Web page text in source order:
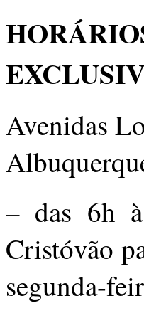
Avenidas
– das 6h
Cristóvão
segunda-